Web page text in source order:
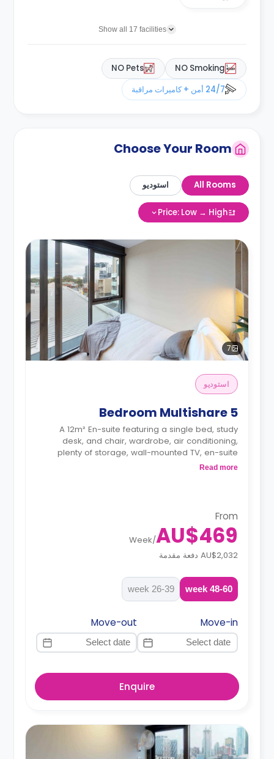
Show all 17 facilities
NO Smoking
NO Pets
24/7 أمن + كاميرات مراقبة
Choose Your Room
All Rooms استوديو
Price: Low → High
7
استوديو
5 Bedroom Multishare
A 12m² En-suite featuring a single bed, study
desk, and chair, wardrobe, air conditioning,
plenty of storage, wall-mounted TV, en-suite
bathroom, shared living space and shared
Read more
From
AU$469
/
Week
AU$2,032 دفعة مقدمة
48-60 week
26-39 week
Move-in
Move-out
Enquire